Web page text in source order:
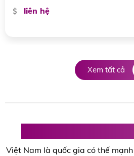
Xem tất cả
Việt Nam là quốc gia có thế